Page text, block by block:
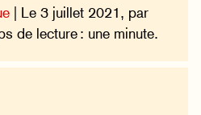
| Le 3 juillet 2021, par
de lecture : une minute.